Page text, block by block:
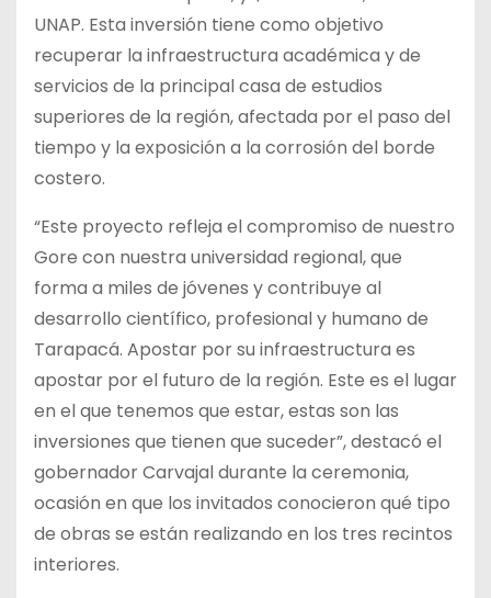
UNAP. Esta inversión tiene como objetivo
recuperar la infraestructura académica y de
servicios de la principal casa de estudios
superiores de la región, afectada por el paso del
tiempo y la exposición a la corrosión del borde
costero.
“Este proyecto refleja el compromiso de nuestro
Gore con nuestra universidad regional, que
forma a miles de jóvenes y contribuye al
desarrollo científico, profesional y humano de
Tarapacá. Apostar por su infraestructura es
apostar por el futuro de la región. Este es el lugar
en el que tenemos que estar, estas son las
inversiones que tienen que suceder”, destacó el
gobernador Carvajal durante la ceremonia,
ocasión en que los invitados conocieron qué tipo
de obras se están realizando en los tres recintos
interiores.